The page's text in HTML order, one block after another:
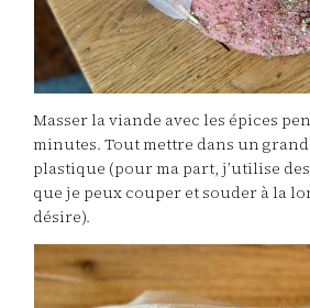
Masser la viande avec les épices
minutes. Tout mettre dans un
plastique (pour ma part, j’utilise
que je peux couper et souder à la
désire).